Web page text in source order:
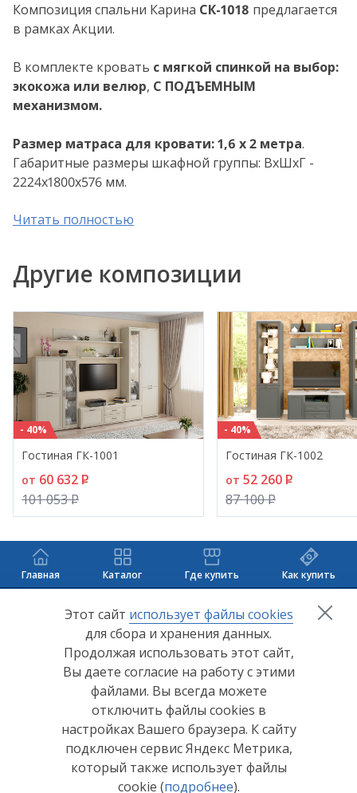
Композиция спальни Карина СК-1018 предлагается
в рамках Акции.
В комплекте кровать с мягкой спинкой на выбор:
экокожа или велюр, С ПОДЪЕМНЫМ
механизмом.
Размер матраса для кровати: 1,6 х 2 метра.
Габаритные размеры шкафной группы: ВхШхГ -
2224х1800х576 мм.
Скидка распостраняется на все цветовые
- Ясень Асахи (АС)
Применяемые материалы: корпус ЛДСП, фасад
МДФ.
Внимание! Цвета, представленные на дисплее,
воспроизведены электронным способом. Они не
заменяют оригинальные цвета, так как на
восприятие цвета влияют, среди прочих, такие
цвета отделки интерьера. Перед выбором
окончательного цвета рекомендуем ознакомиться
Читать полностью
Другие композиции
- 40%
Гостиная ГК-1001
от 60 632 P
101 053P
- 40%
Гостиная ГК-1002
от 52 260 P
87 100P
Главная Каталог Где купить Как купить
+7 (8412) 65-33-00
info@lerom.ru
Согласие на обработку персональных данных
Политика конфиденциальности
Согласие на обработку персональных данных Яндекс
Этот сайт использует файлы cookies
для сбора и хранения данных.
Продолжая использовать этот сайт,
Вы даете согласие на работу с этими
файлами. Вы всегда можете
отключить файлы cookies в
настройках Вашего браузера. К сайту
подключен сервис Яндекс Метрика,
который также использует файлы
cookie (подробнее).